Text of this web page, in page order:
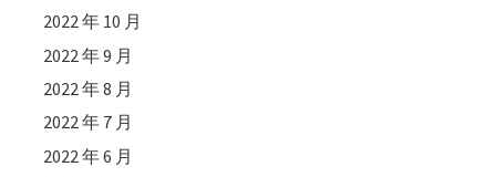
2022 年 10 月
2022 年 9 月
2022 年 8 月
2022 年 7 月
2022 年 6 月